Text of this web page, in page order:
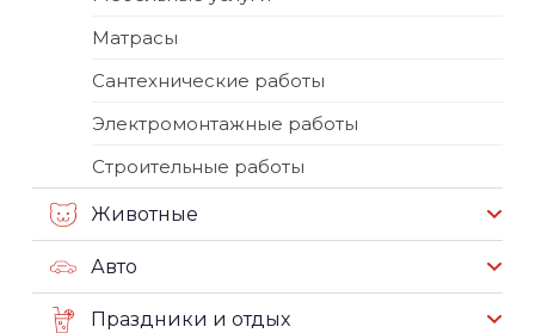
Матрасы
Сантехнические работы
Электромонтажные работы
Строительные работы
Животные
Авто
Праздники и отдых